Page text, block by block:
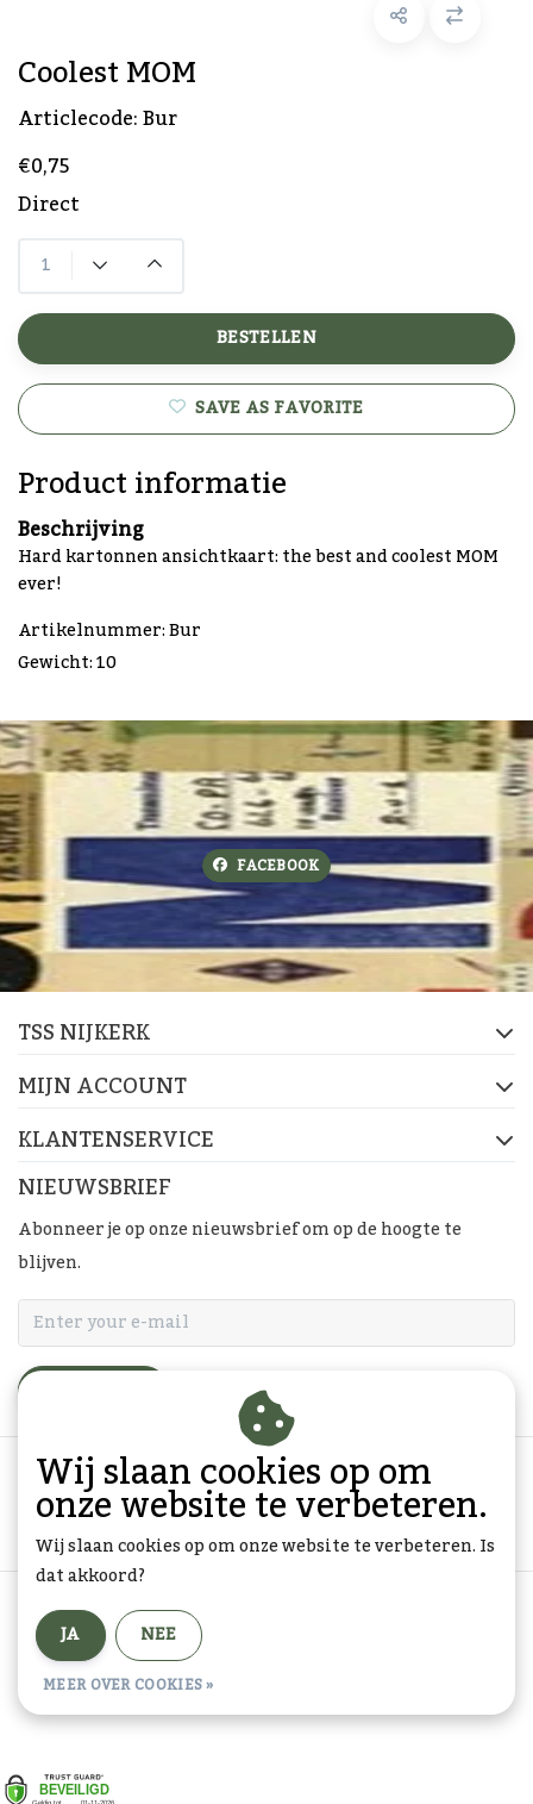
Coolest MOM
Articlecode:Bur
€0,75
Direct
BESTELLEN
SAVE AS FAVORITE
Product informatie
Beschrijving
Hard kartonnen ansichtkaart: the best and coolest MOM
ever!
Artikelnummer: Bur
Gewicht: 10
FACEBOOK
TSS NIJKERK
MIJN ACCOUNT
KLANTENSERVICE
NIEUWSBRIEF
Abonneer je op onze nieuwsbrief om op de hoogte te
blijven.
Algemene voorwaarden
© Copyright 2026 - Goedkope-Ansichtkaarten.nl | Realisatie
Media
Wij slaan cookies op om
onze website te verbeteren.
Wij slaan cookies op om onze website te verbeteren. Is
dat akkoord?
JA
NEE
MEER OVER COOKIES »